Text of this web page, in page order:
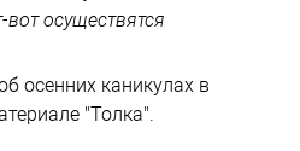
осуществятся
осенних каникулах в
"Толка".